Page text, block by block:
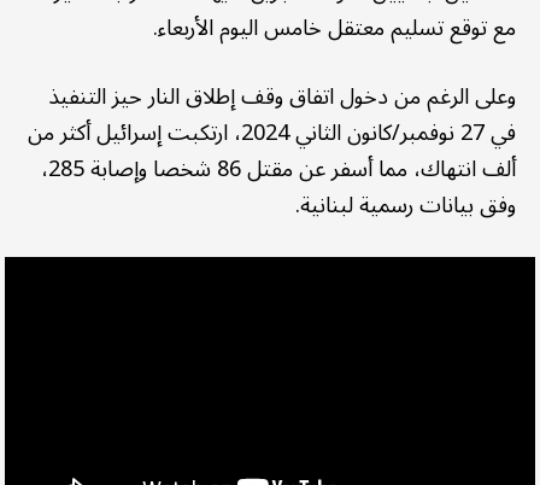
مع توقع تسليم معتقل خامس اليوم الأربعاء.
وعلى الرغم من دخول اتفاق وقف إطلاق النار حيز التنفيذ
في 27 نوفمبر/كانون الثاني 2024، ارتكبت إسرائيل أكثر من
ألف انتهاك، مما أسفر عن مقتل 86 شخصا وإصابة 285،
وفق بيانات رسمية لبنانية.